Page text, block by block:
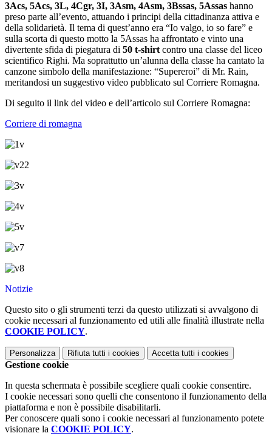
3Acs, 5Acs, 3L, 4Cgr, 3I, 3Asm, 4Asm, 3Bssas, 5Assas hanno
preso parte all’evento, attuando i principi della cittadinanza attiva e
della solidarietà. Il tema di quest’anno era “Io valgo, io so fare” e
sulla scorta di questo motto la 5Assas ha affrontato e vinto una
divertente sfida di piegatura di 50 t-shirt contro una classe del liceo
scientifico Righi. Ma soprattutto un’alunna della classe ha cantato la
canzone simbolo della manifestazione: “Supereroi” di Mr. Rain,
meritandosi un suggestivo video pubblicato sul Corriere Romagna.
Di seguito il link del video e dell’articolo sul Corriere Romagna:
Corriere di romagna
Notizie
Questo sito o gli strumenti terzi da questo utilizzati si avvalgono di
cookie necessari al funzionamento ed utili alle finalità illustrate nella
COOKIE POLICY.
Personalizza Rifiuta tutti i cookies Accetta tutti i cookies
Gestione cookie
In questa schermata è possibile scegliere quali cookie consentire.
I cookie necessari sono quelli che consentono il funzionamento della
piattaforma e non è possibile disabilitarli.
Per conoscere quali sono i cookie necessari al funzionamento potete
visionare la COOKIE POLICY.